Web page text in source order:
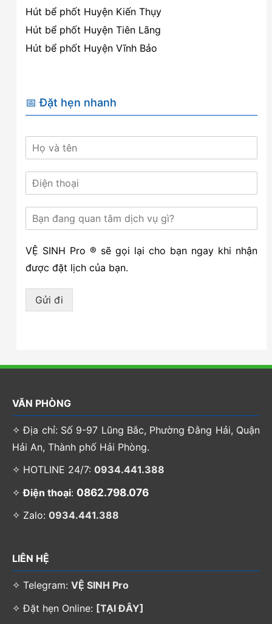
Hút bể phốt Huyện Kiến Thụy
Hút bể phốt Huyện Tiên Lãng
Hút bể phốt Huyện Vĩnh Bảo
📅 Đặt hẹn nhanh
VỆ SINH Pro ® sẽ gọi lại cho bạn ngay khi nhận
được đặt lịch của bạn.
Gửi đi
VĂN PHÒNG
✧ Địa chỉ: Số 9-97 Lũng Bắc, Phường Đằng Hải, Quận
Hải An, Thành phố Hải Phòng.
✧ HOTLINE 24/7: 0934.441.388
✧Điện thoại: 0862.798.076
✧ Zalo: 0934.441.388
LIÊN HỆ
✧ Telegram: VỆ SINH Pro
✧ Đặt hẹn Online: [TẠI ĐÂY]